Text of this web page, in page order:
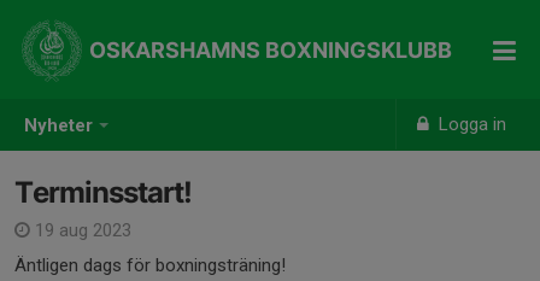
Nyheter Logga in
OSKARSHAMNS BOXNINGSKLUBB
Terminsstart!
19 aug 2023
Äntligen dags för boxningsträning!